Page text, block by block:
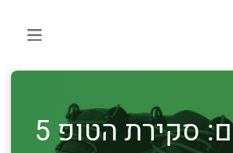
נעלי הרים: סקירת הטופ 5